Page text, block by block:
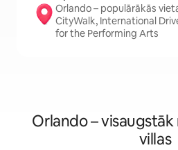
Orlando – populārākās
CityWalk, International
for the Performing Arts
Orlando –
villas